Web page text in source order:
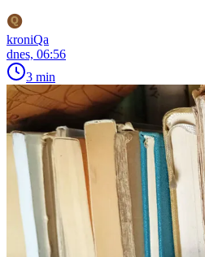
kroniQa
dnes, 06:56
3 min